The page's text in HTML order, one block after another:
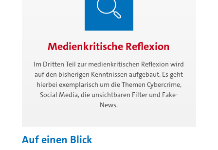
Medienkritische Reflexion
Im Dritten Teil zur medienkritischen Reflexion wird
auf den bisherigen Kenntnissen aufgebaut. Es geht
hierbei exemplarisch um die Themen Cybercrime,
Social Media, die unsichtbaren Filter und Fake-
News.
Auf einen Blick